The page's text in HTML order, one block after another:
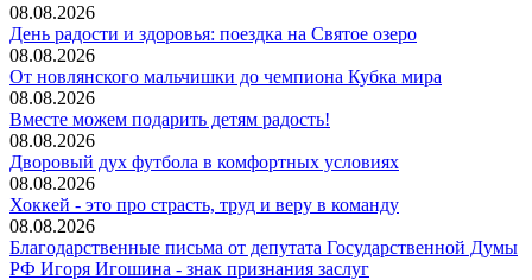
08.08.2026
День радости и здоровья: поездка на Святое озеро
08.08.2026
От новлянского мальчишки до чемпиона Кубка мира
08.08.2026
Вместе можем подарить детям радость!
08.08.2026
Дворовый дух футбола в комфортных условиях
08.08.2026
Хоккей - это про страсть, труд и веру в команду
08.08.2026
Благодарственные письма от депутата Государственной Думы
РФ Игоря Игошина - знак признания заслуг